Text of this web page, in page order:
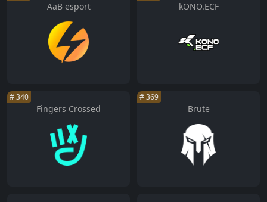
AaB esport kONO.ECF
#340
Fingers Crossed
#369
Brute